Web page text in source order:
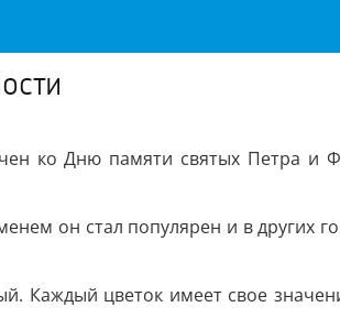
ко Дню памяти святых Петра и
он стал популярен и в других
Каждый цветок имеет свое